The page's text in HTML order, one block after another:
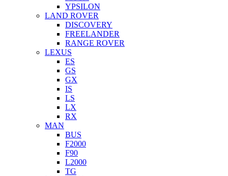
YPSILON
LAND ROVER
DISCOVERY
FREELANDER
RANGE ROVER
LEXUS
ES
GS
GX
IS
LS
LX
RX
MAN
BUS
F2000
F90
L2000
TG